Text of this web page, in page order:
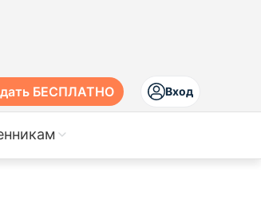
БЕСПЛАТНО Вход